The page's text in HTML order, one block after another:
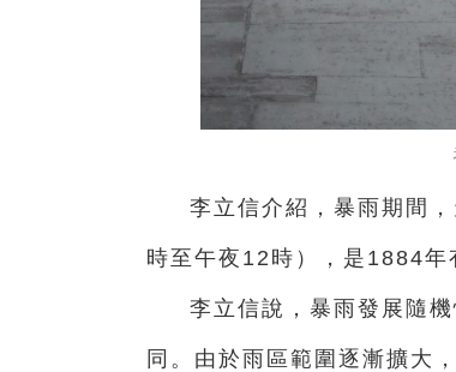
李立信介紹，暴雨期間
時至午夜12時），是1884年
李立信說，暴雨發展隨
同。由於雨區範圍逐漸擴大